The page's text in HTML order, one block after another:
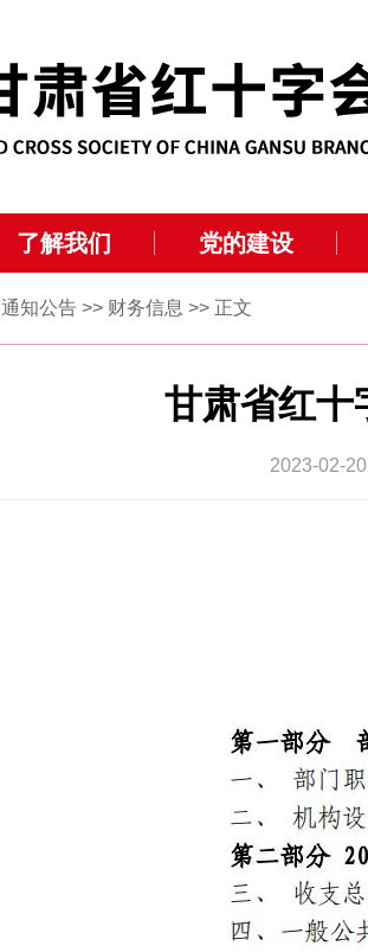
了解我们 党的建设
通知公告 >> 财务信息 >> 正文
甘肃省红十
2023-02-